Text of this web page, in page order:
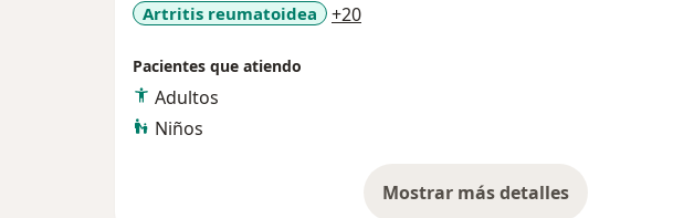
Artritis reumatoidea
+20a11y_sr_more_diseases
Pacientes que atiendo
Adultos
Niños
Mostrar más detalles
sobre la experiencia